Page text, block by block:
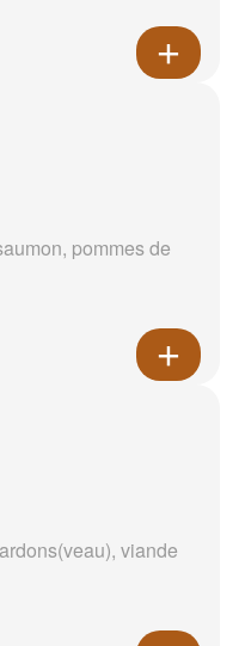
pommes de
viande